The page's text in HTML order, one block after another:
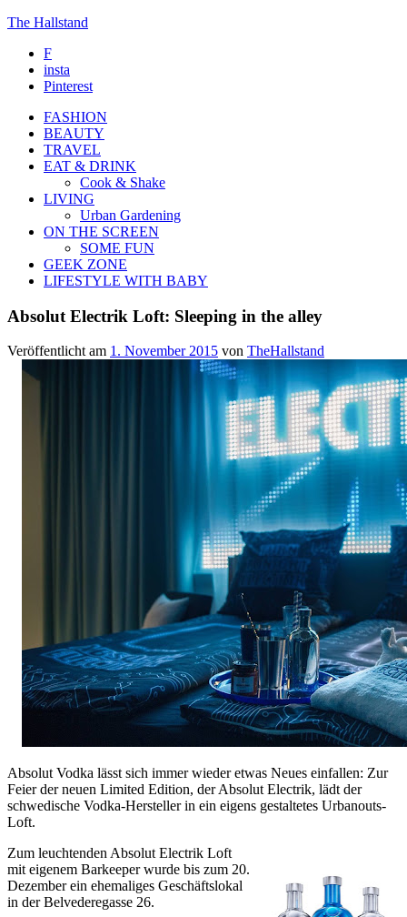
The Hallstand
F
insta
Pinterest
FASHION
BEAUTY
TRAVEL
EAT & DRINK
Cook & Shake
LIVING
Urban Gardening
ON THE SCREEN
SOME FUN
GEEK ZONE
LIFESTYLE WITH BABY
Absolut Electrik Loft: Sleeping in the alley
Veröffentlicht am 1. November 2015 von TheHallstand
Absolut Vodka lässt sich immer wieder etwas Neues einfallen: Zur
Feier der neuen Limited Edition, der Absolut Electrik, lädt der
schwedische Vodka-Hersteller in ein eigens gestaltetes Urbanouts-
Loft.
Zum leuchtenden Absolut Electrik Loft
mit eigenem Barkeeper wurde bis zum 20.
Dezember ein ehemaliges Geschäftslokal
in der Belvederegasse 26.